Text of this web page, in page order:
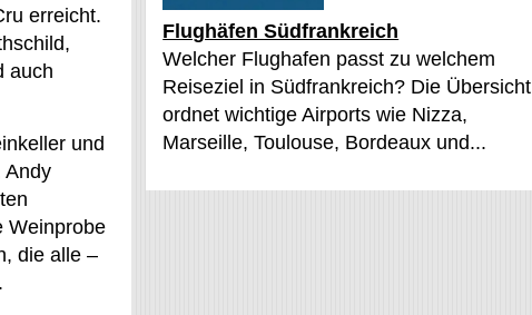
erreicht.
auch
und
Andy
Weinprobe
die alle –
Flughäfen Südfrankreich
Welcher Flughafen passt zu welchem
Reiseziel in Südfrankreich? Die Übersicht
ordnet wichtige Airports wie Nizza,
Marseille, Toulouse, Bordeaux und...